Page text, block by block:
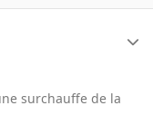
surchauffe de la